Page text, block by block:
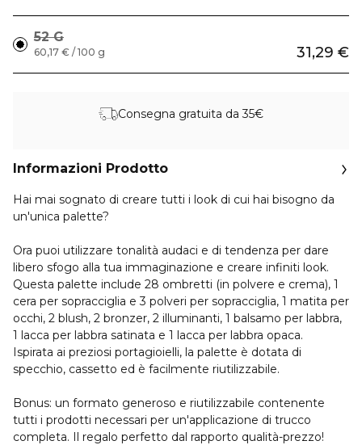
52 G
31,29 €
60,17 € / 100 g
Consegna gratuita da 35€
Informazioni Prodotto
Hai mai sognato di creare tutti i look di cui hai bisogno da
un'unica palette?
Ora puoi utilizzare tonalità audaci e di tendenza per dare
libero sfogo alla tua immaginazione e creare infiniti look.
Questa palette include 28 ombretti (in polvere e crema), 1
cera per sopracciglia e 3 polveri per sopracciglia, 1 matita per
occhi, 2 blush, 2 bronzer, 2 illuminanti, 1 balsamo per labbra,
1 lacca per labbra satinata e 1 lacca per labbra opaca.
Ispirata ai preziosi portagioielli, la palette è dotata di
specchio, cassetto ed è facilmente riutilizzabile.
Bonus: un formato generoso e riutilizzabile contenente
tutti i prodotti necessari per un'applicazione di trucco
completa. Il regalo perfetto dal rapporto qualità-prezzo!